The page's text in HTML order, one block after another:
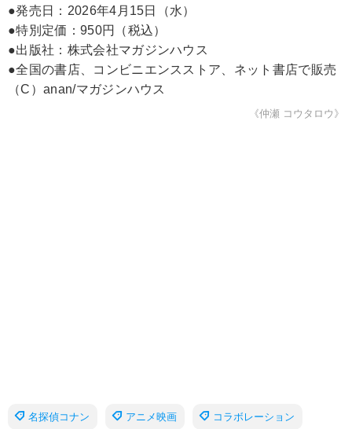
●発売日：2026年4月15日（水）
●特別定価：950円（税込）
●出版社：株式会社マガジンハウス
●全国の書店、コンビニエンスストア、ネット書店で販売
（C）anan/マガジンハウス
《仲瀬 コウタロウ》
名探偵コナン アニメ映画 コラボレーション